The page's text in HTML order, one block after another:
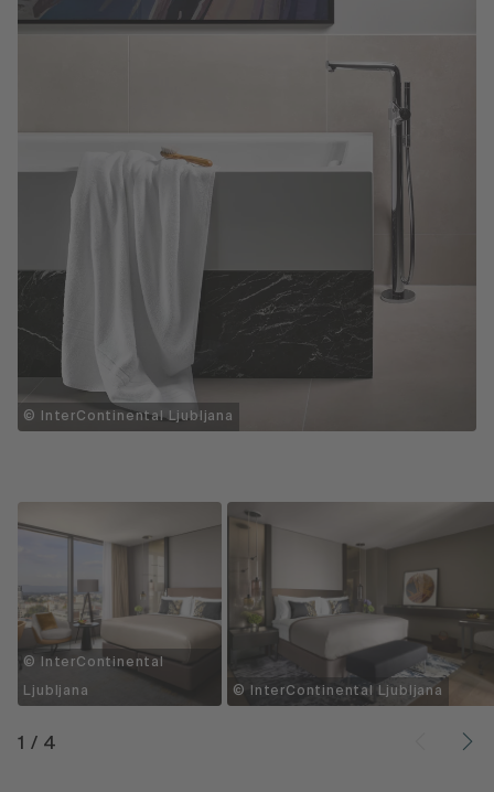
© InterContinental Ljubljana
© InterContinental
Ljubljana © InterContinental Ljubljana
1 / 4